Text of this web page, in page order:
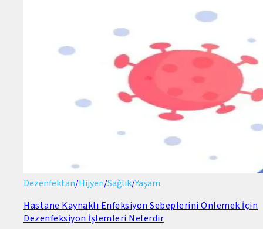
Dezenfektan/Hijyen/Sağlık/Yaşam
Hastane Kaynaklı Enfeksiyon Sebeplerini Önlemek İçin
Dezenfeksiyon İşlemleri Nelerdir